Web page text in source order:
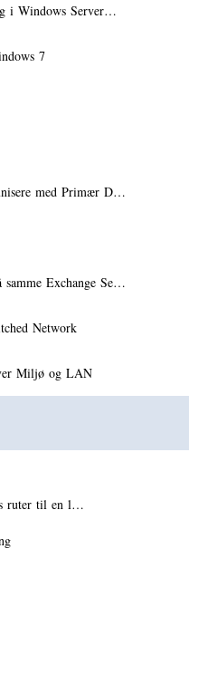
i Windows Server…
7
med Primær D…
Exchange Se…
Network
Miljø og LAN
ruter til en l…